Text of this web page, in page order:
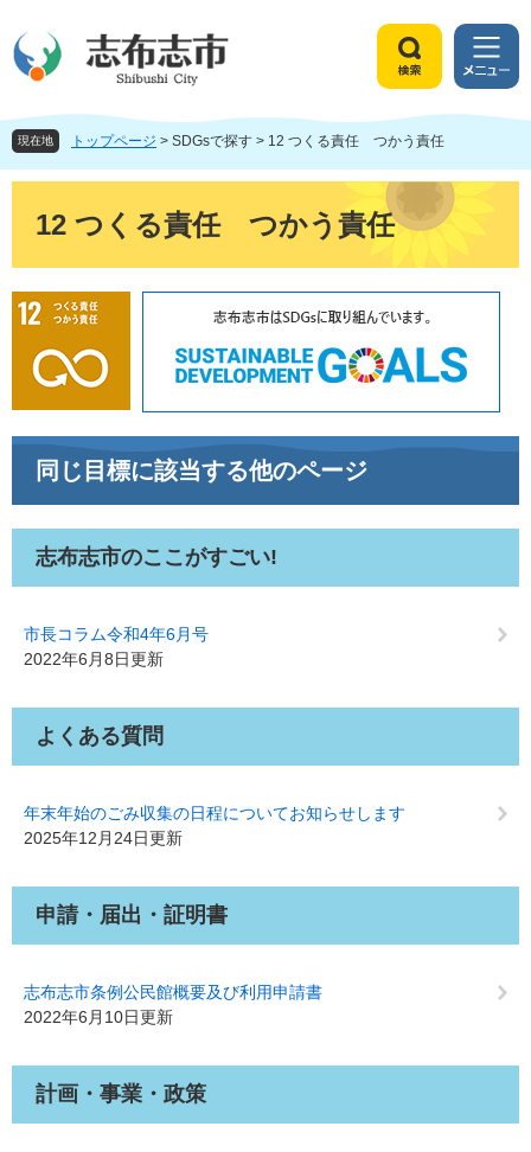
ジ
頭
す
ュ
飛
し
索
メ
ニ
ュ
現在地 トップページ > SDGsで探す > 12 つくる責任 つかう責任
12 つくる責任 つかう責任
同じ目標に該当する他のページ
志布志市のここがすごい!
市長コラム令和4年6月号
2022年6月8日更新
よくある質問
年末年始のごみ収集の日程についてお知らせします
2025年12月24日更新
申請・届出・証明書
志布志市条例公民館概要及び利用申請書
2022年6月10日更新
計画・事業・政策